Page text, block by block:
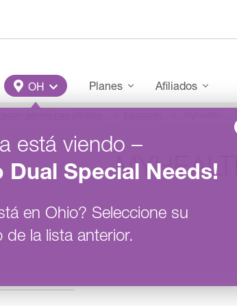
Main Menu
OH
está viendo –
Dual Special Needs!
en Ohio? Seleccione su
de la lista anterior.
Planes Afiliados
MYHEALTH